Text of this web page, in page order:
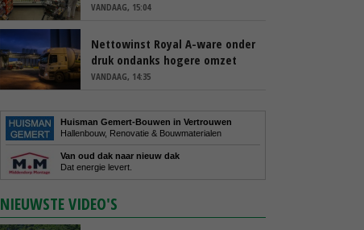
VANDAAG, 15:04
Nettowinst Royal A-ware onder
druk ondanks hogere omzet
VANDAAG, 14:35
Huisman Gemert-Bouwen in Vertrouwen
Hallenbouw, Renovatie & Bouwmaterialen
Van oud dak naar nieuw dak
Dat energie levert.
NIEUWSTE VIDEO'S